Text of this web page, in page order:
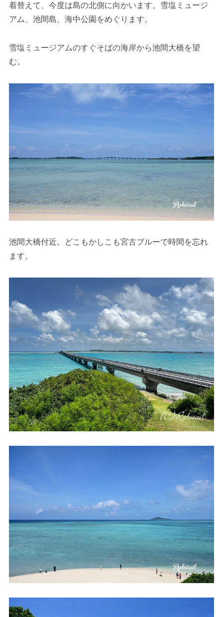
着替えて、今度は島の北側に向かいます。雪塩ミュージ
アム、池間島、海中公園をめぐります。
雪塩ミュージアムのすぐそばの海岸から池間大橋を望
む。
池間大橋付近。どこもかしこも宮古ブルーで時間を忘れ
ます。